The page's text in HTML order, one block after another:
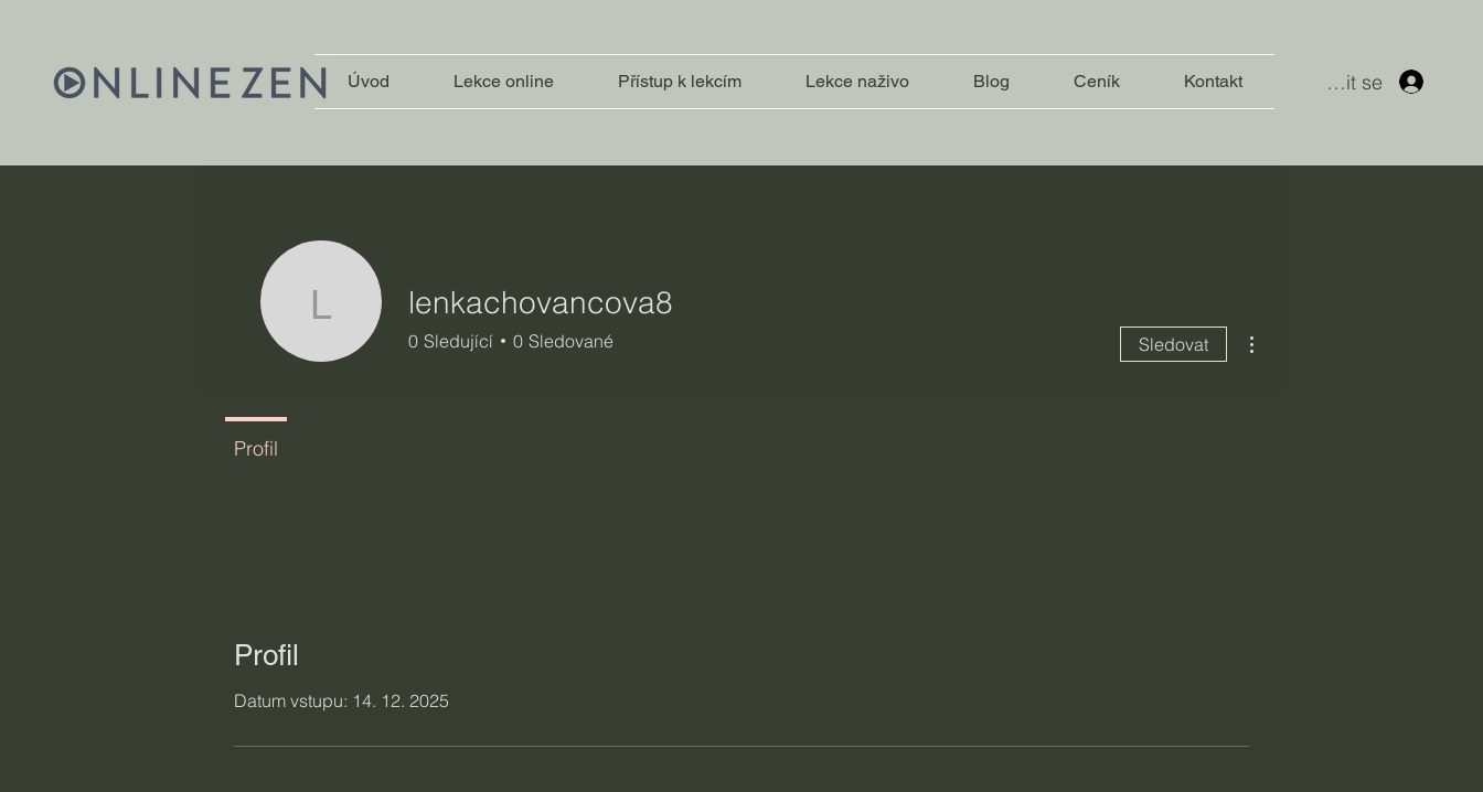
Úvod Lekce online Přístup k lekcím Lekce naživo Blog Ceník Kontakt Přihlásit se
Profil
Datum vstupu: 14. 12. 2025
lenkachovancova8
lenkachovancova8
0 Sledující 0 Sledované Sledovat
Profil